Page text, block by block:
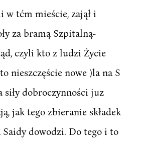
tćm mieście, zajął i
za bramą Szpitalną-
czyli kto z ludzi Życie
nieszczęście nowe )la na S
siły dobroczynności juz
jak tego zbieranie składek
Saidy dowodzi. Do tego i to